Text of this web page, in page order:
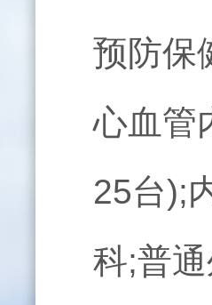
预防保
心血管
25台);
科;普